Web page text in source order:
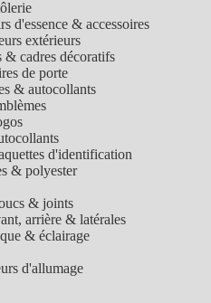
d'essence & accessoires
extérieurs
& cadres décoratifs
de porte
& autocollants
d'identification
& polyester
& joints
arrière & latérales
& éclairage
d'allumage